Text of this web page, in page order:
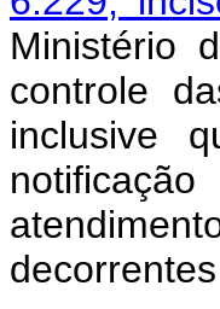
Ministério
controle
inclusive